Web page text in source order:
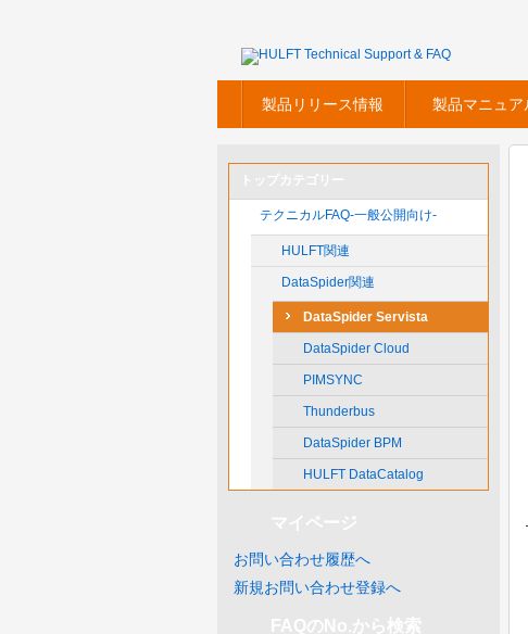
製品リリース情報 製品マニュア
テクニカルFAQ-一般公開向け-
HULFT関連
DataSpider関連
DataSpider Servista
DataSpider Cloud
PIMSYNC
Thunderbus
DataSpider BPM
HULFT DataCatalog
お問い合わせ履歴へ
新規お問い合わせ登録へ